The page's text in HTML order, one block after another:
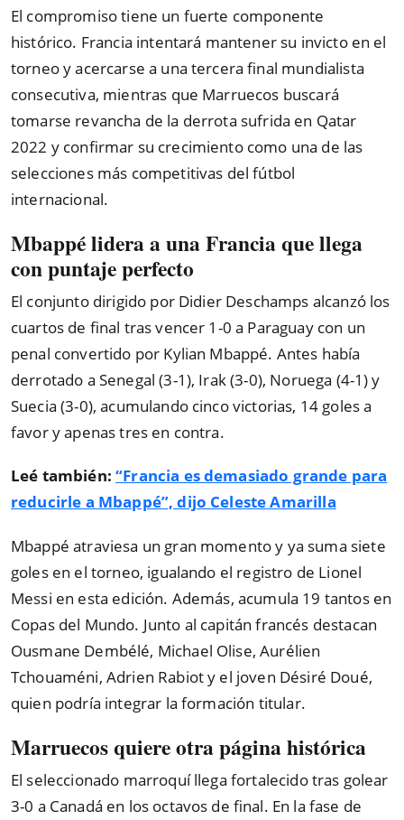
El compromiso tiene un fuerte componente
histórico. Francia intentará mantener su invicto en el
torneo y acercarse a una tercera final mundialista
consecutiva, mientras que Marruecos buscará
tomarse revancha de la derrota sufrida en Qatar
2022 y confirmar su crecimiento como una de las
selecciones más competitivas del fútbol
internacional.
Mbappé lidera a una Francia que llega
con puntaje perfecto
El conjunto dirigido por Didier Deschamps alcanzó los
cuartos de final tras vencer 1-0 a Paraguay con un
penal convertido por Kylian Mbappé. Antes había
derrotado a Senegal (3-1), Irak (3-0), Noruega (4-1) y
Suecia (3-0), acumulando cinco victorias, 14 goles a
favor y apenas tres en contra.
Leé también:“Francia es demasiado grande para
reducirle a Mbappé”, dijo Celeste Amarilla
Mbappé atraviesa un gran momento y ya suma siete
goles en el torneo, igualando el registro de Lionel
Messi en esta edición. Además, acumula 19 tantos en
Copas del Mundo. Junto al capitán francés destacan
Ousmane Dembélé, Michael Olise, Aurélien
Tchouaméni, Adrien Rabiot y el joven Désiré Doué,
quien podría integrar la formación titular.
Marruecos quiere otra página histórica
El seleccionado marroquí llega fortalecido tras golear
3-0 a Canadá en los octavos de final. En la fase de